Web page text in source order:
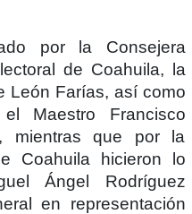
por la Consejera
de Coahuila, la
León Farías, así como
Maestro Francisco
mientras que por la
Coahuila hicieron lo
Ángel Rodríguez
en representación